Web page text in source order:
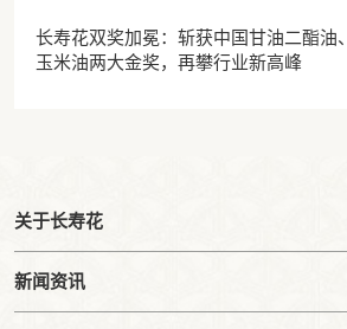
长寿花双奖加冕：斩获中国甘油二酯油、
玉米油两大金奖，再攀行业新高峰
关于长寿花
新闻资讯